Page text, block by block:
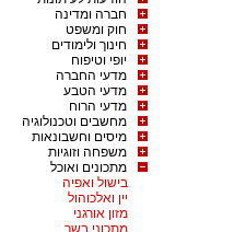
חברה ומדינה
חוק ומשפט
חינוך ולימודים
יופי וטיפוח
מדעי החברה
מדעי הטבע
מדעי הרוח
מחשבים וטכנולוגיה
מיסים וחשבונאות
משפחה וזוגיות
מתכונים ואוכל
בישול ואפיה
יין ואלכוהול
מזון אורגני
מתכוני בשר